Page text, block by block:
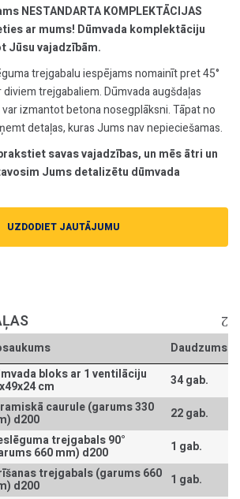
NESTANDARTA KOMPLEKTĀCIJAS
ar mums! Dūmvada komplektāciju
Jūsu vajadzībām.
trejgabalu iespējams nomainīt pret 45°
trejgabaliem. Dūmvada augšdaļas
izmantot betona nosegplāksni. Tāpat no
detaļas, kuras Jums nav nepieciešamas.
savas vajadzības, un mēs ātri un
Jums detalizētu dūmvada
UZDODIET JAUTĀJUMU
Daudzums
bloks ar 1 ventilāciju
cm
34 gab.
caurule (garums 330
d200
22 gab.
trejgabals 90°
660 mm) d200
1 gab.
trejgabals (garums 660
d200
1 gab.